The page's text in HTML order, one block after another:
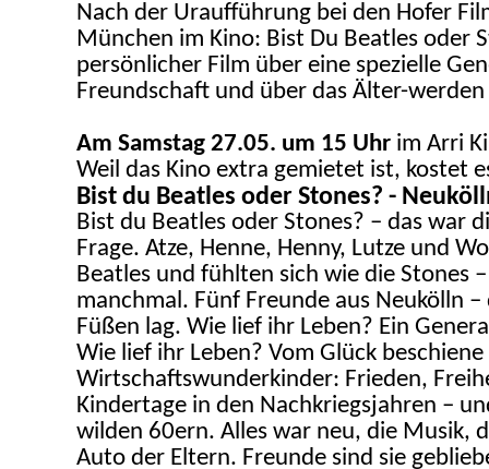
Nach der Uraufführung bei den Hofer
München im Kino: Bist Du Beatles oder
persönlicher Film über eine spezielle
Freundschaft und über das Älter-
Am Samstag 27.05. um 15 Uhr im Arri
Weil das Kino extra gemietet ist, kostet
Bist du Beatles oder Stones? -
Bist du Beatles oder Stones? – das war
Frage. Atze, Henne, Henny, Lutze und
Beatles und fühlten sich wie die Stones
manchmal. Fünf Freunde aus Neukölln
Füßen lag. Wie lief ihr Leben? Ein
Wie lief ihr Leben? Vom Glück beschiene
Wirtschaftswunderkinder: Frieden,
Kindertage in den Nachkriegsjahren –
wilden 60ern. Alles war neu, die Musik,
Auto der Eltern. Freunde sind sie